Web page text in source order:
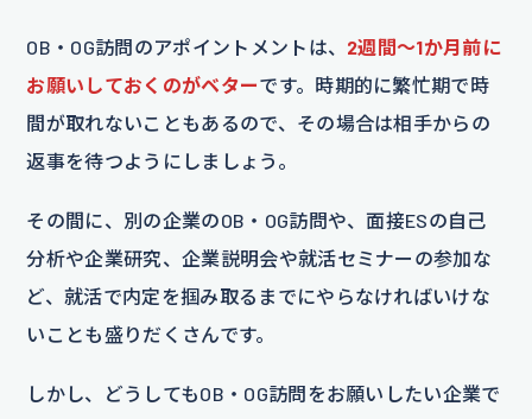
OB・OG訪問のアポイントメントは、 2週間～1か月前に
お願いしておくのがベターです。時期的に繁忙期で時
間が取れないこともあるので、その場合は相手からの
返事を待つようにしましょう。
その間に、別の企業のOB・OG訪問や、面接ESの自己
分析や企業研究、企業説明会や就活セミナーの参加な
ど、就活で内定を掴み取るまでにやらなければいけな
いことも盛りだくさんです。
しかし、どうしてもOB・OG訪問をお願いしたい企業で